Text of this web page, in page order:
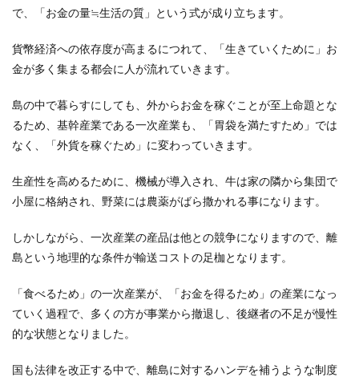
で、「お金の量≒生活の質」という式が成り立ちます。
貨幣経済への依存度が高まるにつれて、「生きていくために」お
金が多く集まる都会に人が流れていきます。
島の中で暮らすにしても、外からお金を稼ぐことが至上命題とな
るため、基幹産業である一次産業も、「胃袋を満たすため」では
なく、「外貨を稼ぐため」に変わっていきます。
生産性を高めるために、機械が導入され、牛は家の隣から集団で
小屋に格納され、野菜には農薬がばら撒かれる事になります。
しかしながら、一次産業の産品は他との競争になりますので、離
島という地理的な条件が輸送コストの足枷となります。
「食べるため」の一次産業が、「お金を得るため」の産業になっ
ていく過程で、多くの方が事業から撤退し、後継者の不足が慢性
的な状態となりました。
国も法律を改正する中で、離島に対するハンデを補うような制度